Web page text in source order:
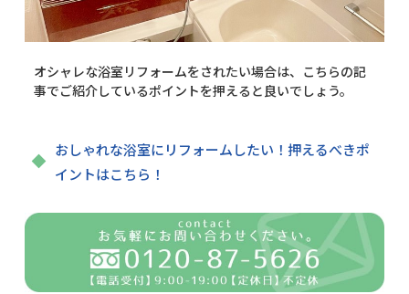
オシャレな浴室リフォームをされたい場合は、こちらの記
事でご紹介しているポイントを押えると良いでしょう。
おしゃれな浴室にリフォームしたい！押えるべきポ
イントはこちら！